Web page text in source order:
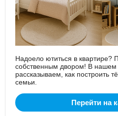
Надоело ютиться в квартире?
собственным двором! В нашем
рассказываем, как построить
семьи.
Перейти на